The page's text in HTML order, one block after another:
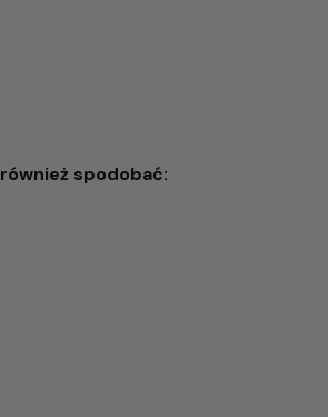
- Dywan orientalny
spodobać: